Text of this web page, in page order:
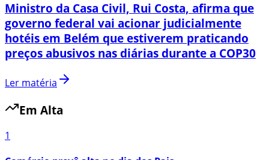
Ministro da Casa Civil, Rui Costa, afirma que
governo federal vai acionar judicialmente
hotéis em Belém que estiverem praticando
preços abusivos nas diárias durante a COP30
Ler matéria
Em Alta
1